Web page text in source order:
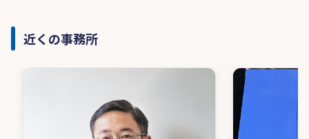
近くの事務所